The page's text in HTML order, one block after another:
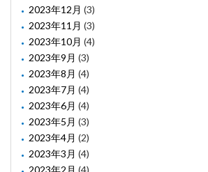
2023年12月 (3)
2023年11月 (3)
2023年10月 (4)
2023年9月 (3)
2023年8月 (4)
2023年7月 (4)
2023年6月 (4)
2023年5月 (3)
2023年4月 (2)
2023年3月 (4)
2023年2月 (4)